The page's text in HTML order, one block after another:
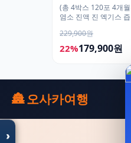
›
(총 4박스 120포 4개
염소 진액 진 엑기스
229,900원
22%179,900원
🏯 오사카여행